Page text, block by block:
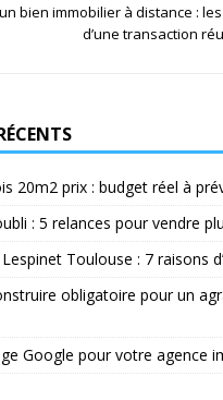
bien immobilier à distance :
d’une transaction
20m2 prix : budget réel à
: 5 relances pour vendre
Toulouse : 7 raisons
obligatoire pour un
Google pour votre agence